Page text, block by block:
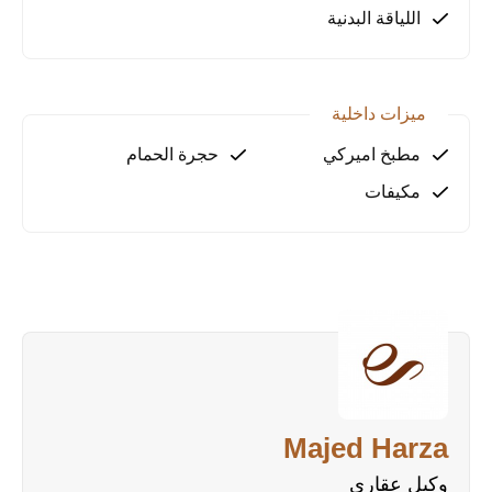
للأطفال، مما يجعلها مثالية للحياة العائلية.
لماذا تختار هذه الشقة؟
موقع استراتيجي: في قلب ألانيا، مع إطلالة تاريخية خلابة
التفاصيل!
اللياقة البدنية
ميزات داخلية
مطبخ اميركي
حجرة الحمام
مكيفات
Majed Harza
وكيل عقاري